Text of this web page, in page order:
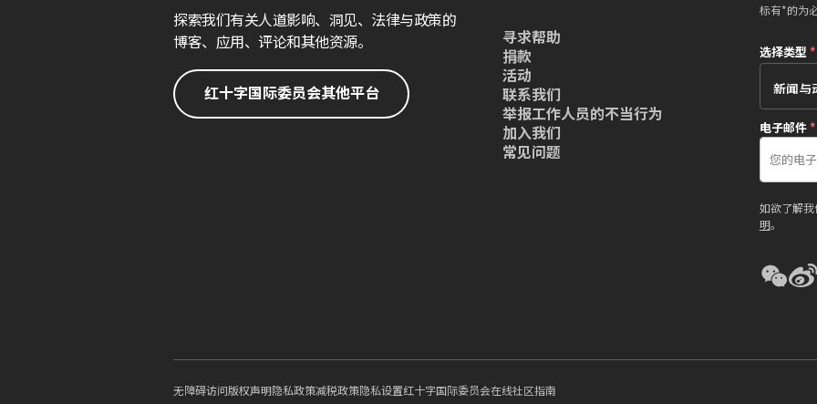
探索我们有关人道影响、洞见、法律与政策的
博客、应用、评论和其他资源。
红十字国际委员会其他平台
寻求帮助
捐款
活动
联系我们
举报工作人员的不当行为
加入我们
常见问题
标有*的为
选择类型 *
电子邮件*
如欲了解
明。
无障碍访问版权声明隐私政策减税政策隐私设置红十字国际委员会在线社区指南